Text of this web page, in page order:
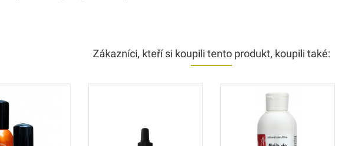
Zákazníci, kteří si koupili tento produkt, koupili také: